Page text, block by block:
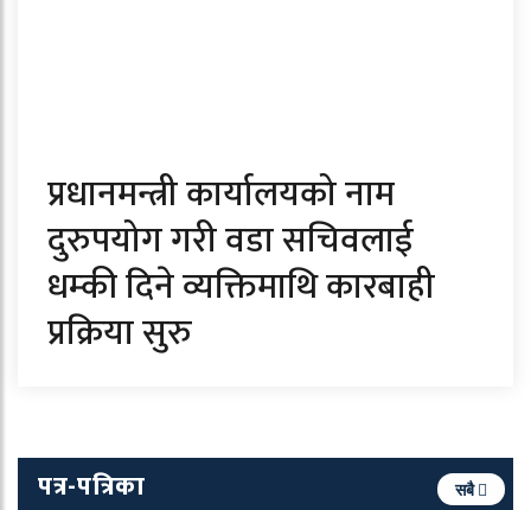
प्रधानमन्त्री कार्यालयको नाम
दुरुपयोग गरी वडा सचिवलाई
धम्की दिने व्यक्तिमाथि कारबाही
प्रक्रिया सुरु
पत्र-पत्रिका सबै